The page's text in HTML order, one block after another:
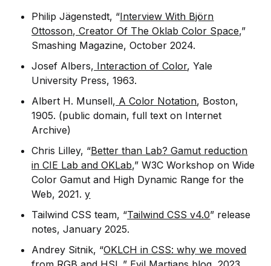
Philip Jägenstedt, “Interview With Björn
Ottosson, Creator Of The Oklab Color Space,”
Smashing Magazine, October 2024.
Josef Albers, Interaction of Color, Yale
University Press, 1963.
Albert H. Munsell, A Color Notation, Boston,
1905. (public domain, full text on Internet
Archive)
Chris Lilley, “Better than Lab? Gamut reduction
in CIE Lab and OKLab,” W3C Workshop on Wide
Color Gamut and High Dynamic Range for the
Web, 2021.y
Tailwind CSS team, “Tailwind CSS v4.0” release
notes, January 2025.
Andrey Sitnik, “OKLCH in CSS: why we moved